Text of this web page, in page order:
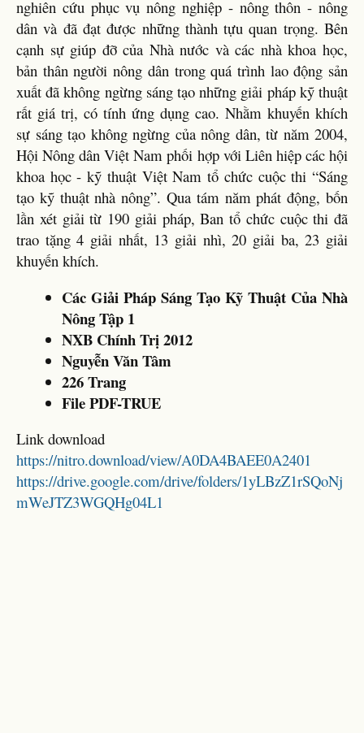
nghiên cứu phục vụ nông nghiệp - nông thôn - nông
dân và đã đạt được những thành tựu quan trọng. Bên
cạnh sự giúp đỡ của Nhà nước và các nhà khoa học,
bản thân người nông dân trong quá trình lao động sản
xuất đã không ngừng sáng tạo những giải pháp kỹ thuật
rất giá trị, có tính ứng dụng cao. Nhằm khuyến khích
sự sáng tạo không ngừng của nông dân, từ năm 2004,
Hội Nông dân Việt Nam phối hợp với Liên hiệp các hội
khoa học - kỹ thuật Việt Nam tổ chức cuộc thi “Sáng
tạo kỹ thuật nhà nông”. Qua tám năm phát động, bốn
lần xét giải từ 190 giải pháp, Ban tổ chức cuộc thi đã
trao tặng 4 giải nhất, 13 giải nhì, 20 giải ba, 23 giải
khuyến khích.
Các Giải Pháp Sáng Tạo Kỹ Thuật Của Nhà
Nông Tập 1
NXB Chính Trị 2012
Nguyễn Văn Tâm
226 Trang
File PDF-TRUE
Link download
https://nitro.download/view/A0DA4BAEE0A2401
https://drive.google.com/drive/folders/1yLBzZ1rSQoNj
mWeJTZ3WGQHg04L1